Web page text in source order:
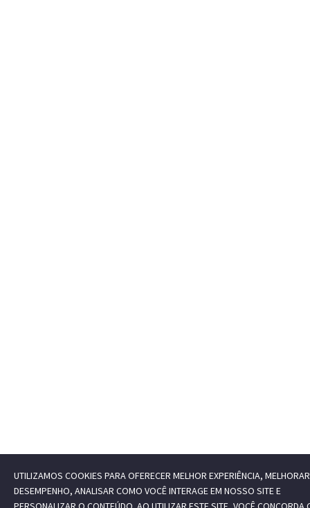
UTILIZAMOS COOKIES PARA OFERECER MELHOR EXPERIÊNCIA,
DESEMPENHO, ANALISAR COMO VOCÊ INTERAGE EM NOSSO SITE E